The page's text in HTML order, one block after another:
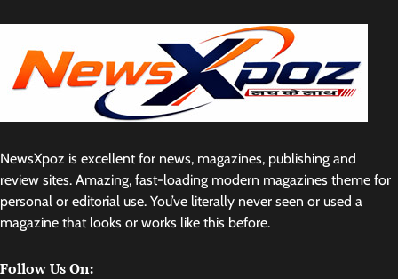
NewsXpoz is excellent for news, magazines, publishing and
review sites. Amazing, fast-loading modern magazines theme for
personal or editorial use. You’ve literally never seen or used a
magazine that looks or works like this before.
Follow Us On: